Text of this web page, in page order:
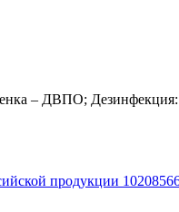
– ДВПО;
продукции